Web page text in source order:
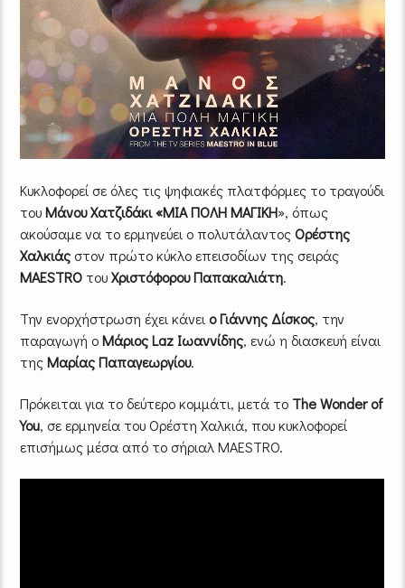
Κυκλοφορεί σε όλες τις ψηφιακές πλατφόρμες το τραγούδι
τουΜάνου Χατζιδάκι «MIA ΠΟΛΗ ΜΑΓΙΚΗ», όπως
ακούσαμε να το ερμηνεύει ο πολυτάλαντοςΟρέστης
Χαλκιάς στον πρώτο κύκλο επεισοδίων της σειράς
MAESTRO τουΧριστόφορου Παπακαλιάτη.
Την ενορχήστρωση έχει κάνειο Γιάννης Δίσκος, την
παραγωγή οΜάριος Laz Ιωαννίδης, ενώ η διασκευή είναι
τηςΜαρίας Παπαγεωργίου.
Πρόκειται για το δεύτερο κομμάτι, μετά το The Wonder of
You, σε ερμηνεία του Ορέστη Χαλκιά, που κυκλοφορεί
επισήμως μέσα από το σήριαλ MAESTRO.